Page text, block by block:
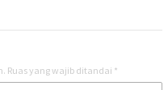
Ruas yang wajib ditandai *